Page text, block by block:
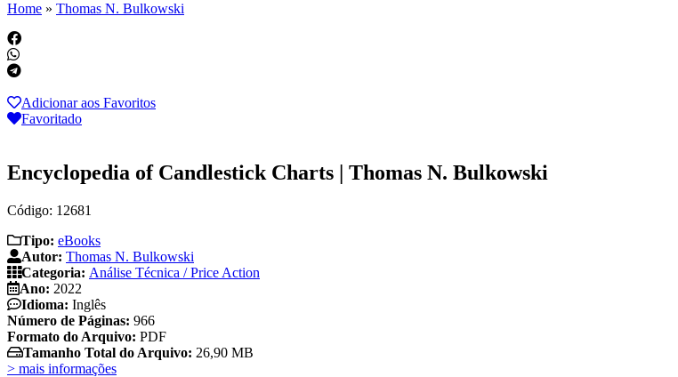
Home » Thomas N. Bulkowski
Adicionar aos Favoritos
Favoritado
Encyclopedia of Candlestick Charts | Thomas N. Bulkowski
Código: 12681
Tipo: eBooks
Autor: Thomas N. Bulkowski
Categoria: Análise Técnica / Price Action
Ano: 2022
Idioma: Inglês
Número de Páginas: 966
Formato do Arquivo: PDF
Tamanho Total do Arquivo: 26,90 MB
> mais informações